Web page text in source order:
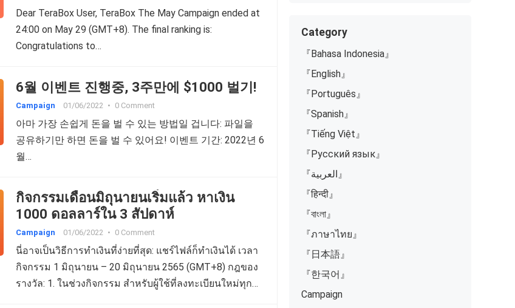
Dear TeraBox User, TeraBox The May Campaign ended at
24:00 on May 29 (GMT+8). The final ranking is:
Congratulations to…
6월 이벤트 진행중, 3주만에 $1000 벌기!
Campaign 01/06/2022 • 0 Comment
아마 가장 손쉽게 돈을 벌 수 있는 방법일 겁니다: 파일을
공유하기만 하면 돈을 벌 수 있어요! 이벤트 기간: 2022년 6
월…
กิจกรรมเดือนมิถุนายนเริ่มแล้ว หาเงิน
1000 ดอลลาร์ใน 3 สัปดาห์
Campaign 01/06/2022 • 0 Comment
นี่อาจเป็นวิธีการทำเงินที่ง่ายที่สุด: แชร์ไฟล์ก็ทำเงินได้ เวลา
กิจกรรม 1 มิถุนายน – 20 มิถุนายน 2565 (GMT+8) กฎของ
รางวัล: 1. ในช่วงกิจกรรม สำหรับผู้ใช้ที่ลงทะเบียนใหม่ทุก
Category
『Bahasa Indonesia』
『English』
『Português』
『Spanish』
『Tiếng Việt』
『Русский язык』
『العربية』
『हिन्दी』
『বাংলা』
『ภาษาไทย』
『日本語』
『한국어』
Campaign